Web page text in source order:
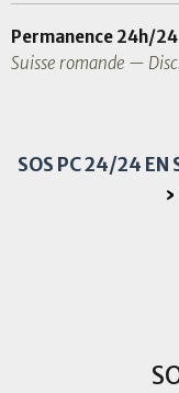
Permanence 24h/
Suisse romande —
SOS PC 24/24 EN
›